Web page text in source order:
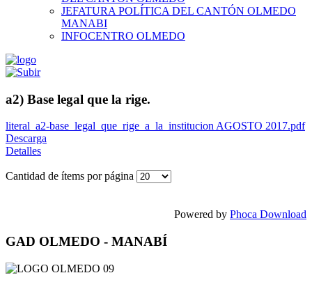
JEFATURA POLÍTICA DEL CANTÓN OLMEDO
MANABI
INFOCENTRO OLMEDO
a2) Base legal que la rige.
literal_a2-base_legal_que_rige_a_la_institucion AGOSTO 2017.pdf
Descarga
Detalles
Cantidad de ítems por página
Powered by Phoca Download
GAD OLMEDO - MANABÍ